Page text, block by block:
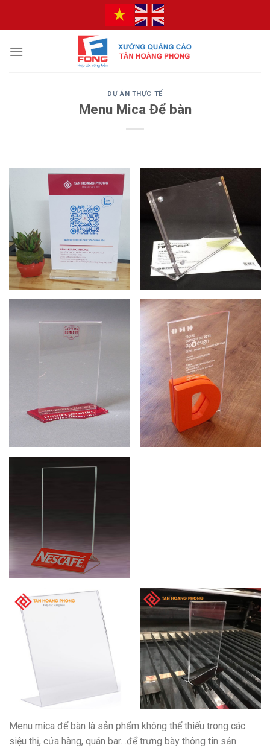
dung
DỰ ÁN THỰC TẾ
Menu Mica Để bàn
Menu mica để bàn là sản phẩm không thể thiếu trong các
siệu thị, cửa hàng, quán bar…để trưng bày thông tin sản